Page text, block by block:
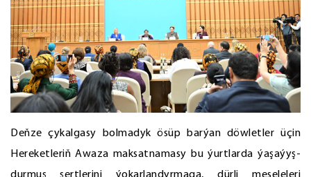
Deňze çykalgasy bolmadyk ösüp barýan döwletler üçin
Hereketleriň Awaza maksatnamasy bu ýurtlarda ýaşaýyş-
durmuş şertlerini ýokarlandyrmaga, dürli meseleleri